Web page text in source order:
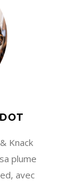
Knack
plume
avec